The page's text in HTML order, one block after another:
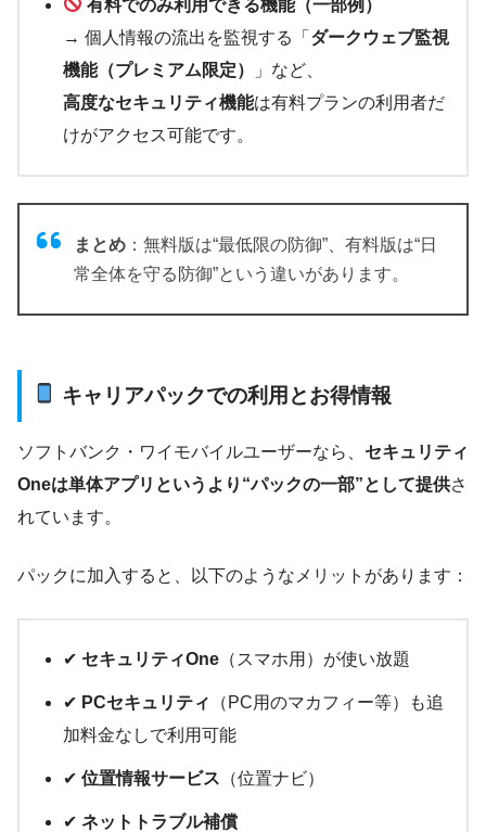
有料でのみ利用できる機能（一部例）
→ 個人情報の流出を監視する「 ダークウェブ監視
機能（プレミアム限定）
」など、
高度なセキュリティ機能は有料プランの利用者だ
けがアクセス可能です。
まとめ ：無料版は“最低限の防御”、有料版は“日
常全体を守る防御”という違いがあります。
キャリアパックでの利用とお得情報
ソフトバンク・ワイモバイルユーザーなら、 セキュリティ
Oneは単体アプリというより“パックの一部”として提供さ
れています。
パックに加入すると、以下のようなメリットがあります：
✔ セキュリティOne （スマホ用）が使い放題
✔ PCセキュリティ
（PC用のマカフィー等）も追
加料金なしで利用可能
✔ 位置情報サービス （位置ナビ）
✔ ネットトラブル補償